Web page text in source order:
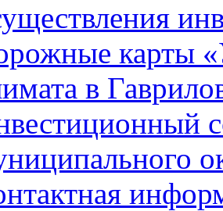
карты
в